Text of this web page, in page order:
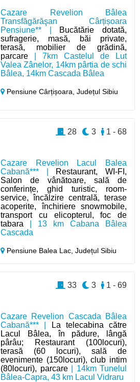
Cazare Revelion Bâlea
Transfăgărăşan Cârțișoara
Pensiune** | Bucătărie dotată,
sufragerie, masă, băi private,
terasă, mobilier de grădină,
parcare | 7km Castelul de Lut
Valea Zânelor, 14km pârtia de schi
Bâlea, 14km Cascada Bâlea
Pensiune Cârțișoara,Județul Sibiu
Cazare Revelion Lacul Balea
Cabană*** | Restaurant, WI-FI,
Salon de vânătoare, sală de
conferințe, ghid turistic, room-
service, încălzire centrală, terase
acoperite, închiriere snowmobile,
transport cu elicopterul, foc de
tabara | 13 km Cabana Bâlea
Cascada
Pensiune Balea Lac,Județul Sibiu
1 - 68
3
28
Cazare Revelion Cascada Bâlea
Cabană*** |
La telecabina către
Lacul Bâlea, în pădure, lângă
pârâu; Restaurant (100locuri),
terasă (60 locuri), sală de
evenimente (150locuri), club intim
(80locuri), parcare| 14km Tunelul
Bâlea-Capra, 43 km Lacul Vidraru
1 - 69
3
33